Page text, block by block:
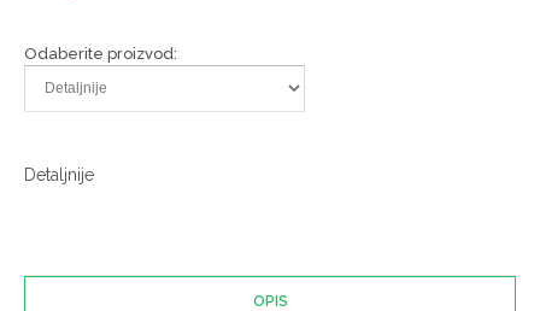
Odaberite proizvod:
Detaljnije
OPIS